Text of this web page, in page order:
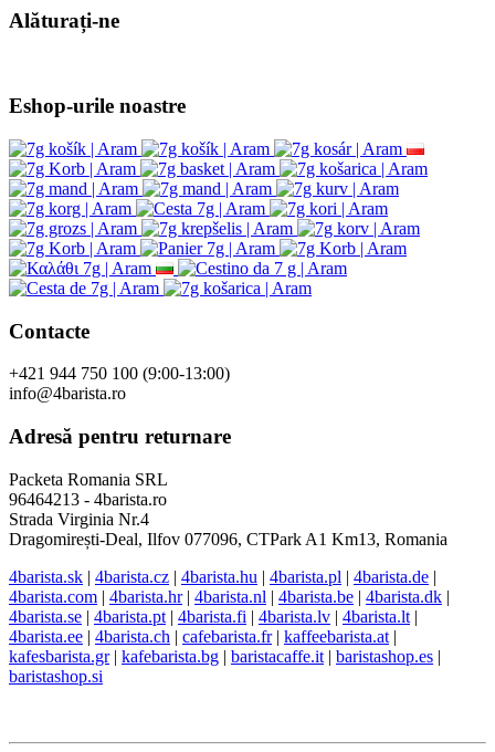
Servicii Clienţi
Procedura de reclamație
Desfacerea contractului de cumpărare
Site Map
Producători
ANPC
Solutionare litigii online
Recenziile clienților
Vouchere cadou
Special
Tutoriale
Alăturați-ne
Contacte
+421 944 750 100 (9:00-13:00)